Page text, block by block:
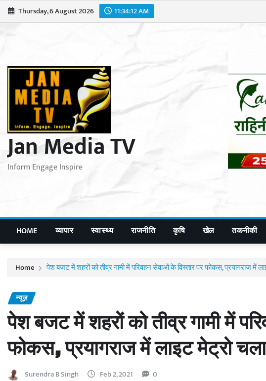
Skip
to
Thursday, 6 August 2026 11:34:14 AM
Jan Media TV
Inform Engage Inspire
HOME व्यापार स्वास्थ्य राजनीति कृषि खेल तकनीकी
Home पेश बजट में शहरों को तीव्र गामी में परिवहन सेवाओं के विस्तार पर फोकस, प्रयागराज में
न्यूज़
पेश बजट में शहरों को तीव्र गामी में
फोकस, प्रयागराज में लाइट मेट्रो
Surendra B Singh Feb 2, 2021 0